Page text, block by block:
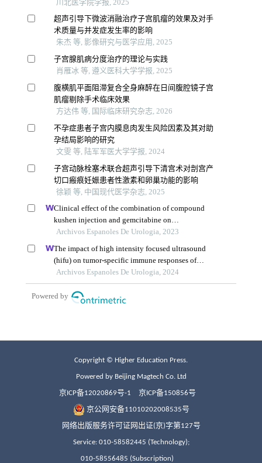
Copyright © Higher Education Press.
Powered by Beijing Magtech Co. Ltd
京ICP备12020869号-1 京ICP备150856号
京公网安备11010202008535号
网络出版服务许可证网出证(京)字第127号
Service: 010-58582445 (Technology);
010-58556485 (Subscription)